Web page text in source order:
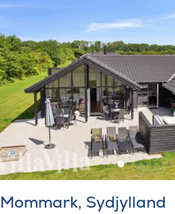
Mommark, Sydjylland